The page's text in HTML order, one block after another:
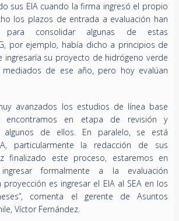
sus EIA cuando la firma ingresó el propio
los plazos de entrada a evaluación han
para consolidar algunas de estas
por ejemplo, había dicho a principios de
ingresaría su proyecto de hidrógeno verde
mediados de ese año, pero hoy evalúan
avanzados los estudios de línea base
encontramos en etapa de revisión y
algunos de ellos. En paralelo, se está
particularmente la redacción de sus
finalizado este proceso, estaremos en
formalmente a la evaluación
es ingresar el EIA al SEA en los
comenta el gerente de Asuntos
Víctor Fernández.